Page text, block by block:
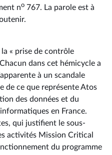
no 767. La parole est à
la « prise de contrôle
dans cet hémicycle a
à un scandale
de ce que représente Atos
des données et du
en France.
qui justifient le sous-
activités Mission Critical
du programme